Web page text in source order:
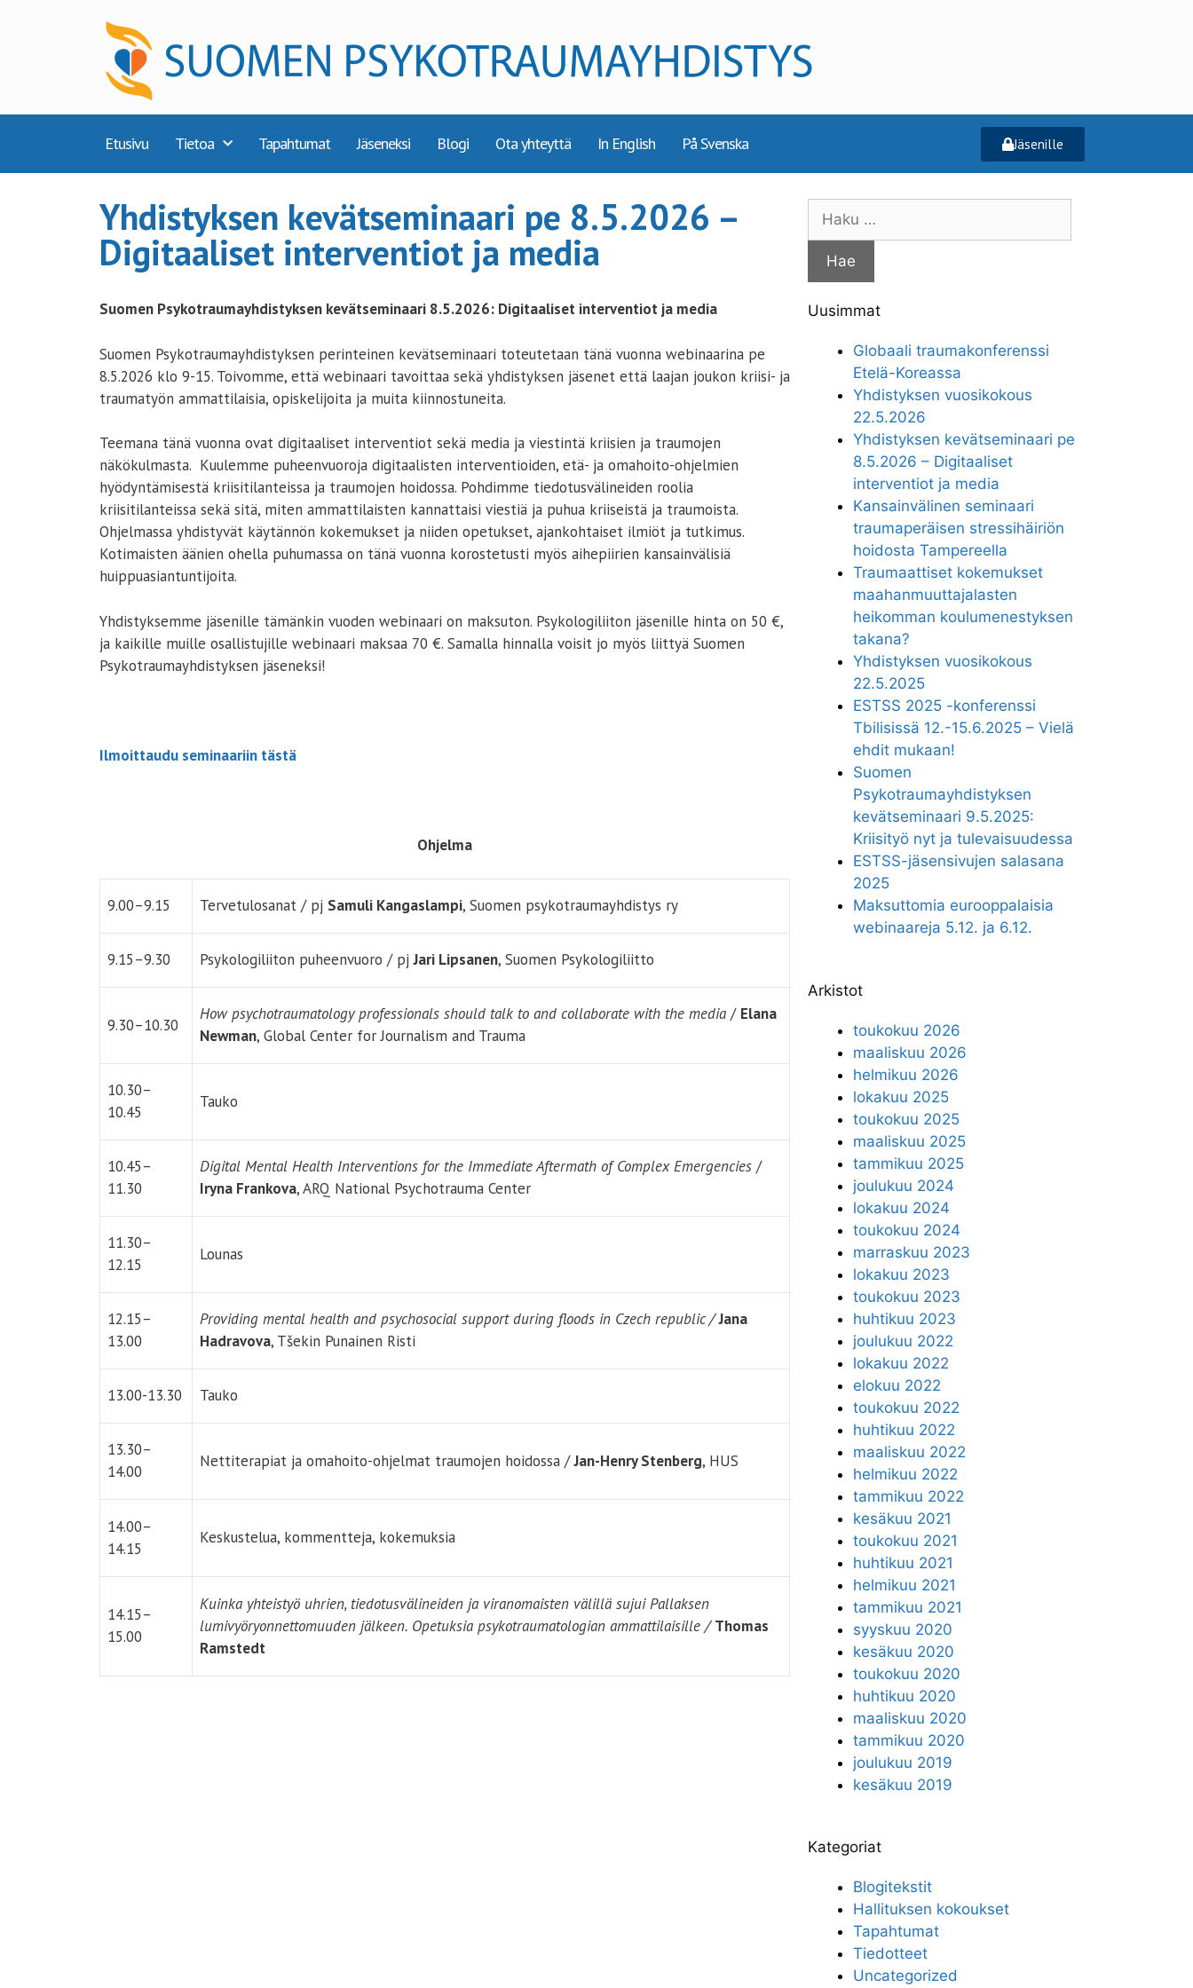
Etusivu Tietoa Tapahtumat Jäseneksi Blogi Ota yhteyttä In English På Svenska Jäsenille
Yhdistyksen kevätseminaari pe 8.5.2026 –
Digitaaliset interventiot ja media
Suomen Psykotraumayhdistyksen kevätseminaari 8.5.2026: Digitaaliset interventiot ja media
Suomen Psykotraumayhdistyksen perinteinen kevätseminaari toteutetaan tänä vuonna webinaarina pe
8.5.2026 klo 9-15. Toivomme, että webinaari tavoittaa sekä yhdistyksen jäsenet että laajan joukon kriisi- ja
traumatyön ammattilaisia, opiskelijoita ja muita kiinnostuneita.
Teemana tänä vuonna ovat digitaaliset interventiot sekä media ja viestintä kriisien ja traumojen
näkökulmasta. Kuulemme puheenvuoroja digitaalisten interventioiden, etä- ja omahoito-ohjelmien
hyödyntämisestä kriisitilanteissa ja traumojen hoidossa. Pohdimme tiedotusvälineiden roolia
kriisitilanteissa sekä sitä, miten ammattilaisten kannattaisi viestiä ja puhua kriiseistä ja traumoista.
Ohjelmassa yhdistyvät käytännön kokemukset ja niiden opetukset, ajankohtaiset ilmiöt ja tutkimus.
Kotimaisten äänien ohella puhumassa on tänä vuonna korostetusti myös aihepiirien kansainvälisiä
huippuasiantuntijoita.
Yhdistyksemme jäsenille tämänkin vuoden webinaari on maksuton. Psykologiliiton jäsenille hinta on 50 €,
ja kaikille muille osallistujille webinaari maksaa 70 €. Samalla hinnalla voisit jo myös liittyä Suomen
Psykotraumayhdistyksen jäseneksi!
Ilmoittaudu seminaariin tästä
Ohjelma
9.00–9.15 Tervetulosanat / pj Samuli Kangaslampi, Suomen psykotraumayhdistys ry
9.15–9.30 Psykologiliiton puheenvuoro / pjJari Lipsanen, Suomen Psykologiliitto
9.30–10.30
How psychotraumatology professionals should talk to and collaborate with the media / Elana
Newman, Global Center for Journalism and Trauma
10.30–
10.45
Tauko
10.45–
11.30
Digital Mental Health Interventions for the Immediate Aftermath of Complex Emergencies /
Iryna Frankova, ARQ National Psychotrauma Center
11.30–
12.15
Lounas
12.15–
13.00
Providing mental health and psychosocial support during floods in Czech republic /Jana
Hadravova, Tšekin Punainen Risti
13.00-13.30 Tauko
13.30–
14.00
Nettiterapiat ja omahoito-ohjelmat traumojen hoidossa /Jan-Henry Stenberg, HUS
14.00–
14.15
Keskustelua, kommentteja, kokemuksia
14.15–
15.00
Kuinka yhteistyö uhrien, tiedotusvälineiden ja viranomaisten välillä sujui Pallaksen
lumivyöryonnettomuuden jälkeen. Opetuksia psykotraumatologian ammattilaisille /Thomas
Ramstedt
Uusimmat
Globaali traumakonferenssi
Etelä-Koreassa
Yhdistyksen vuosikokous
22.5.2026
Yhdistyksen kevätseminaari pe
8.5.2026 – Digitaaliset
interventiot ja media
Kansainvälinen seminaari
traumaperäisen stressihäiriön
hoidosta Tampereella
Traumaattiset kokemukset
maahanmuuttajalasten
heikomman koulumenestyksen
takana?
Yhdistyksen vuosikokous
22.5.2025
ESTSS 2025 -konferenssi
Tbilisissä 12.-15.6.2025 – Vielä
ehdit mukaan!
Suomen
Psykotraumayhdistyksen
kevätseminaari 9.5.2025:
Kriisityö nyt ja tulevaisuudessa
ESTSS-jäsensivujen salasana
2025
Maksuttomia eurooppalaisia
webinaareja 5.12. ja 6.12.
Arkistot
toukokuu 2026
maaliskuu 2026
helmikuu 2026
lokakuu 2025
toukokuu 2025
maaliskuu 2025
tammikuu 2025
joulukuu 2024
lokakuu 2024
toukokuu 2024
marraskuu 2023
lokakuu 2023
toukokuu 2023
huhtikuu 2023
joulukuu 2022
lokakuu 2022
elokuu 2022
toukokuu 2022
huhtikuu 2022
maaliskuu 2022
helmikuu 2022
tammikuu 2022
kesäkuu 2021
toukokuu 2021
huhtikuu 2021
helmikuu 2021
tammikuu 2021
syyskuu 2020
kesäkuu 2020
toukokuu 2020
huhtikuu 2020
maaliskuu 2020
tammikuu 2020
joulukuu 2019
kesäkuu 2019
Kategoriat
Blogitekstit
Hallituksen kokoukset
Tapahtumat
Tiedotteet
Uncategorized